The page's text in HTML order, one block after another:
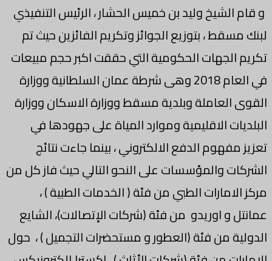
و قام الشيخ وليد بن خميس الحشار ، الرئيس التنفيذي
لبنك مسقط ، بتوزيع الجوائز وتكريم الفائزين حيث تم
تكريم الجهات الحكومية التي حققت اكبر حجم مبيعات
في العام 2018 وهى شرطة عمان السلطانية ووزارة
القوى العاملة وبلدية مسقط ووزارة الاسكان ووزارة
البلديات الاقليمية وموارد المياة على جهودها في
تعزيز مفهوم الدفع الالكتروني ، بينما جاءت نتائج
الشركات والمؤسسات على النحو التالي حيث فاز كل من
مركز الامارات الطبي من فئة ( الخدمات الطبية ) ،
عمانتل و اوريدو من فئة (شركات الإتصالات)، الشايع
الدولية من فئة (العطور و مستحضرات التجميل ) ، حول